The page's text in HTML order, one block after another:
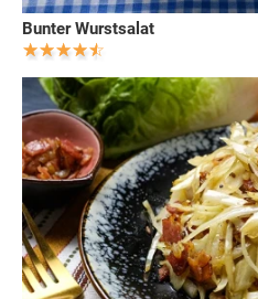
Bunter Wurstsalat